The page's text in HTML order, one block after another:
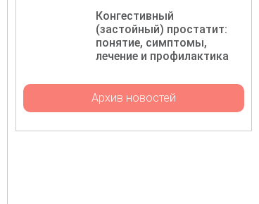
Конгестивный
(застойный) простатит:
понятие, симптомы,
лечение и профилактика
Архив новостей